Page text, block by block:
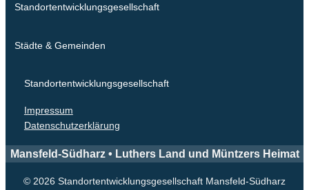
Standortentwicklungsgesellschaft
Städte & Gemeinden
Standortentwicklungsgesellschaft
Impressum
Datenschutzerklärung
Mansfeld-Südharz • Luthers Land und Müntzers Heimat
© 2026 Standortentwicklungsgesellschaft Mansfeld-Südharz